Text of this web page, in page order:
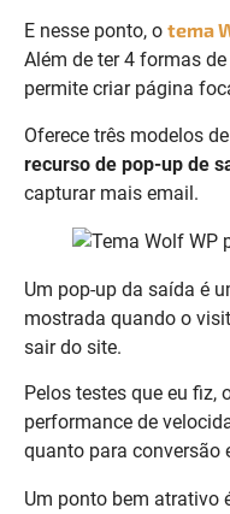
E nesse ponto, o tema
Além de ter 4 formas
permite criar página
Oferece três modelos
recurso de pop-up de
capturar mais email.
Um pop-up da saída é
mostrada quando o
sair do site.
Pelos testes que eu fiz,
performance de
quanto para conversão
Um ponto bem atrativo